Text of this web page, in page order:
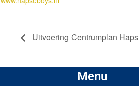
Uitvoering Centrumplan Haps
Menu